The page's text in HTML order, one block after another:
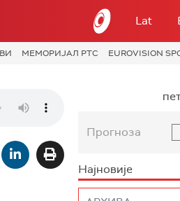
Lat
МЕМОРИЈАЛ РТС EUROVISION
Прогноза
Најновије